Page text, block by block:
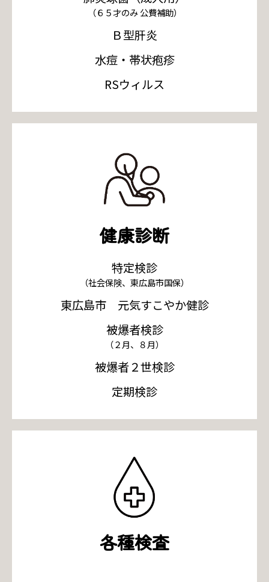
（６５才のみ 公費補助）
Ｂ型肝炎
水痘・帯状疱疹
RSウィルス
健康診断
特定検診
（社会保険、東広島市国保）
東広島市 元気すこやか健診
被爆者検診
（２月、８月）
被爆者２世検診
定期検診
各種検査